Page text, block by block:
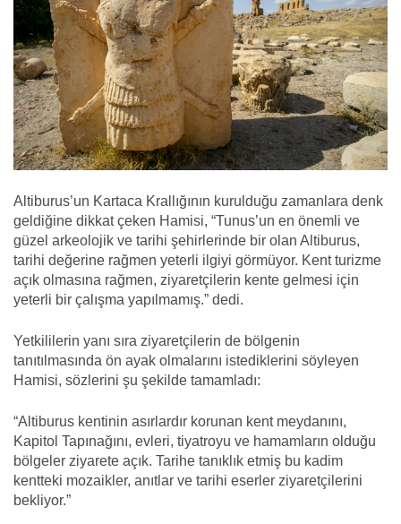
Altiburus’un Kartaca Krallığının kurulduğu zamanlara denk
geldiğine dikkat çeken Hamisi, “Tunus’un en önemli ve
güzel arkeolojik ve tarihi şehirlerinde bir olan Altiburus,
tarihi değerine rağmen yeterli ilgiyi görmüyor. Kent turizme
açık olmasına rağmen, ziyaretçilerin kente gelmesi için
yeterli bir çalışma yapılmamış.” dedi.
Yetkililerin yanı sıra ziyaretçilerin de bölgenin
tanıtılmasında ön ayak olmalarını istediklerini söyleyen
Hamisi, sözlerini şu şekilde tamamladı:
“Altiburus kentinin asırlardır korunan kent meydanını,
Kapitol Tapınağını, evleri, tiyatroyu ve hamamların olduğu
bölgeler ziyarete açık. Tarihe tanıklık etmiş bu kadim
kentteki mozaikler, anıtlar ve tarihi eserler ziyaretçilerini
bekliyor.”